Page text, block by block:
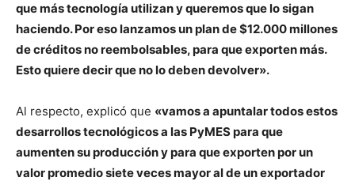
que más tecnología utilizan y queremos que lo sigan
haciendo. Por eso lanzamos un plan de $12.000 millones
de créditos no reembolsables, para que exporten más.
Esto quiere decir que no lo deben devolver».
Al respecto, explicó que «vamos a apuntalar todos estos
desarrollos tecnológicos a las PyMES para que
aumenten su producción y para que exporten por un
valor promedio siete veces mayor al de un exportador